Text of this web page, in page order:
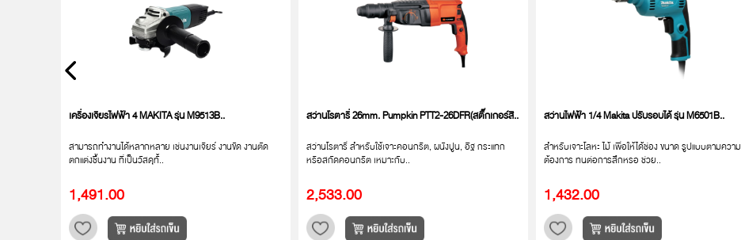
เครื่องเจียรไฟฟ้า 4 MAKITA รุ่น M9513B..
สามารถทำงานได้หลากหลาย เช่นงานเจียร์ งานขัด งานตัด
ตกแต่งชิ้นงาน ที่เป็นวัสดุทั้..
1,491.00
สว่านโรตารี่ 26mm. Pumpkin PTT2-26DFR(สติ๊กเกอร์สี..
สว่านโรตารี่ สำหรับใช้เจาะคอนกรีต, ผนังปูน, อิฐ กระแทก
หรือสกัดคอนกรีต เหมาะกับ..
2,533.00
สว่านไฟฟ้า 1/4 Makita ปรับรอบได้ รุ่น M6501B..
สำหรับเจาะโลหะ ไม้ เพื่อให้ได้ช่อง ขนาด รูปแบบตามความ
ต้องการ ทนต่อการสึกหรอ ช่วย..
1,432.00